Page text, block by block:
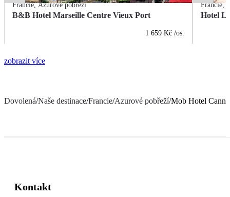
Francie,Azurové pobřeží
B&B Hotel Marseille Centre Vieux Port
1 659 Kč /os.
Francie,
Hotel
zobrazit více
Dovolená/Naše destinace/Francie/Azurové pobřeží/Mob Hotel
Kontakt